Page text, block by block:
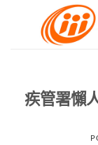
疾管署懶